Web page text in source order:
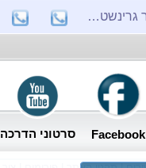
קרנאור גרינשטיין ושירי פאור
סרטוני הדרכה Facebook